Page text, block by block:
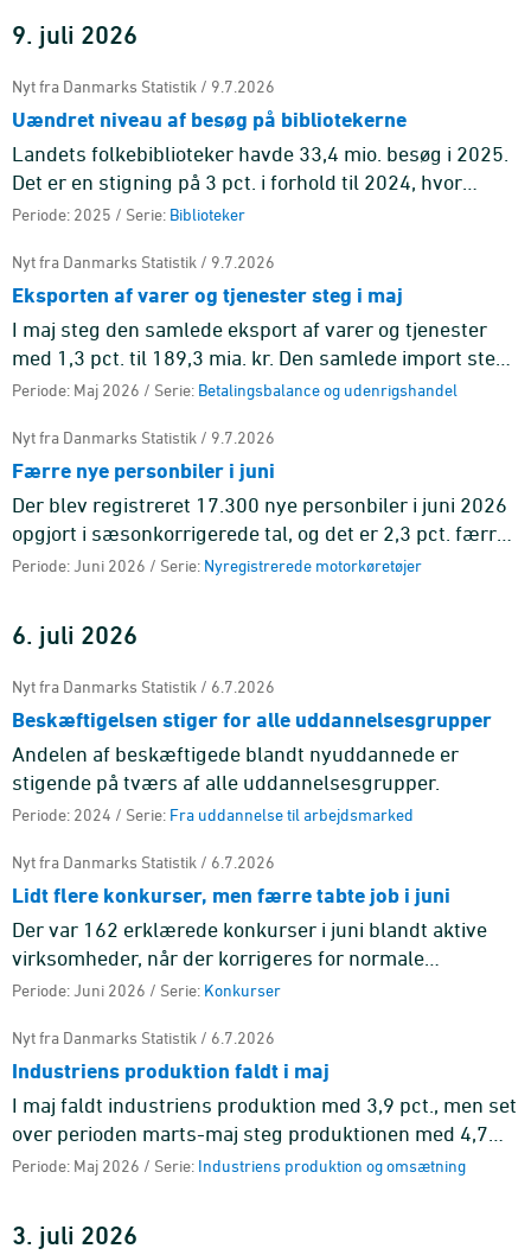
9. juli 2026
Nyt fra Danmarks Statistik / 9.7.2026
Uændret niveau af besøg på bibliotekerne
Landets folkebiblioteker havde 33,4 mio. besøg i 2025.
Det er en stigning på 3 pct. i forhold til 2024, hvor
folkebibliotekerne havde 32,5 mio. besøg.
Periode: 2025 / Serie: Biblioteker
Nyt fra Danmarks Statistik / 9.7.2026
Eksporten af varer og tjenester steg i maj
I maj steg den samlede eksport af varer og tjenester
med 1,3 pct. til 189,3 mia. kr. Den samlede import steg
med 1,8 pct. til 160,4 mia. kr.
Periode: Maj 2026 / Serie: Betalingsbalance og udenrigshandel
Nyt fra Danmarks Statistik / 9.7.2026
Færre nye personbiler i juni
Der blev registreret 17.300 nye personbiler i juni 2026
opgjort i sæsonkorrigerede tal, og det er 2,3 pct. færre
end i maj.
Periode: Juni 2026 / Serie: Nyregistrerede motorkøretøjer
6. juli 2026
Nyt fra Danmarks Statistik / 6.7.2026
Beskæftigelsen stiger for alle uddannelsesgrupper
Andelen af beskæftigede blandt nyuddannede er
stigende på tværs af alle uddannelsesgrupper.
Periode: 2024 / Serie: Fra uddannelse til arbejdsmarked
Nyt fra Danmarks Statistik / 6.7.2026
Lidt flere konkurser, men færre tabte job i juni
Der var 162 erklærede konkurser i juni blandt aktive
virksomheder, når der korrigeres for normale
sæsonudsving, hvilket svarer til en stigning på 3,3 pct.
Periode: Juni 2026 / Serie: Konkurser
Nyt fra Danmarks Statistik / 6.7.2026
Industriens produktion faldt i maj
I maj faldt industriens produktion med 3,9 pct., men set
over perioden marts-maj steg produktionen med 4,7
pct. i forhold til perioden december-februar.
Periode: Maj 2026 / Serie: Industriens produktion og omsætning
3. juli 2026